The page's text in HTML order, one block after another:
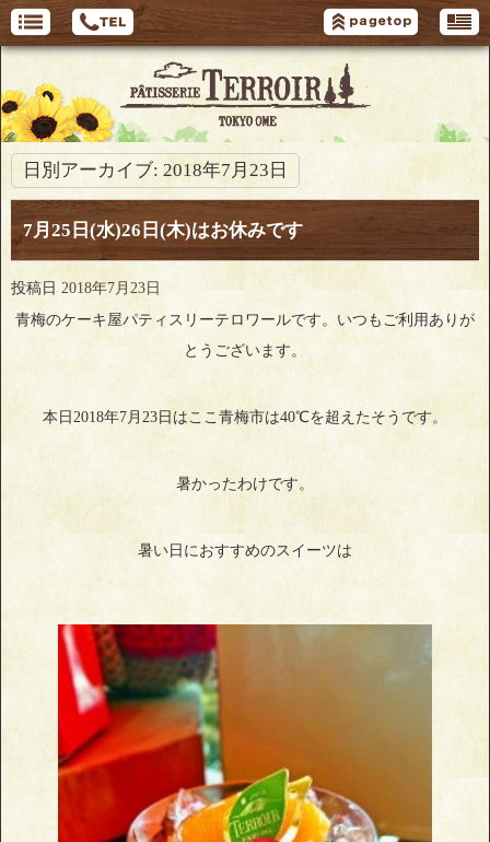
日別アーカイブ: 2018年7月23日
7月25日(水)26日(木)はお休みです
投稿日 2018年7月23日
青梅のケーキ屋パティスリーテロワールです。いつもご利用ありが
とうございます。
本日2018年7月23日はここ青梅市は40℃を超えたそうです。
暑かったわけです。
暑い日におすすめのスイーツは